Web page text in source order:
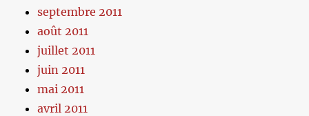
septembre 2011
août 2011
juillet 2011
juin 2011
mai 2011
avril 2011